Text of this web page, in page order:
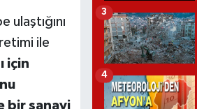
ile
için
bir sanayi
3
4